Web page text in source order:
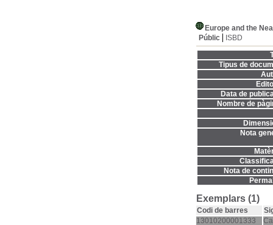
Europe and the
Públic
ISBD
Tipus de
Data de
Nombre de
Nota
Nota de
Exemplars (1)
Codi de barres
13010200001333